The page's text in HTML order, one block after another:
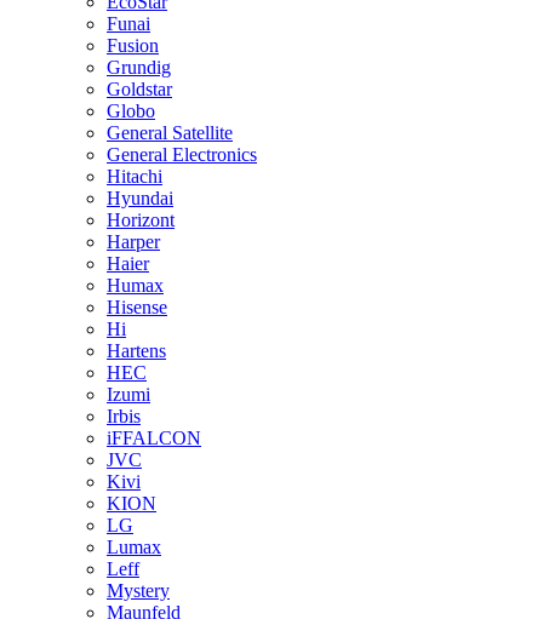
Funai
Fusion
Grundig
Goldstar
Globo
General Satellite
General Electronics
Hitachi
Hyundai
Horizont
Harper
Haier
Humax
Hisense
Hi
Hartens
HEC
Izumi
Irbis
iFFALCON
JVC
Kivi
KION
LG
Lumax
Leff
Mystery
Maunfeld